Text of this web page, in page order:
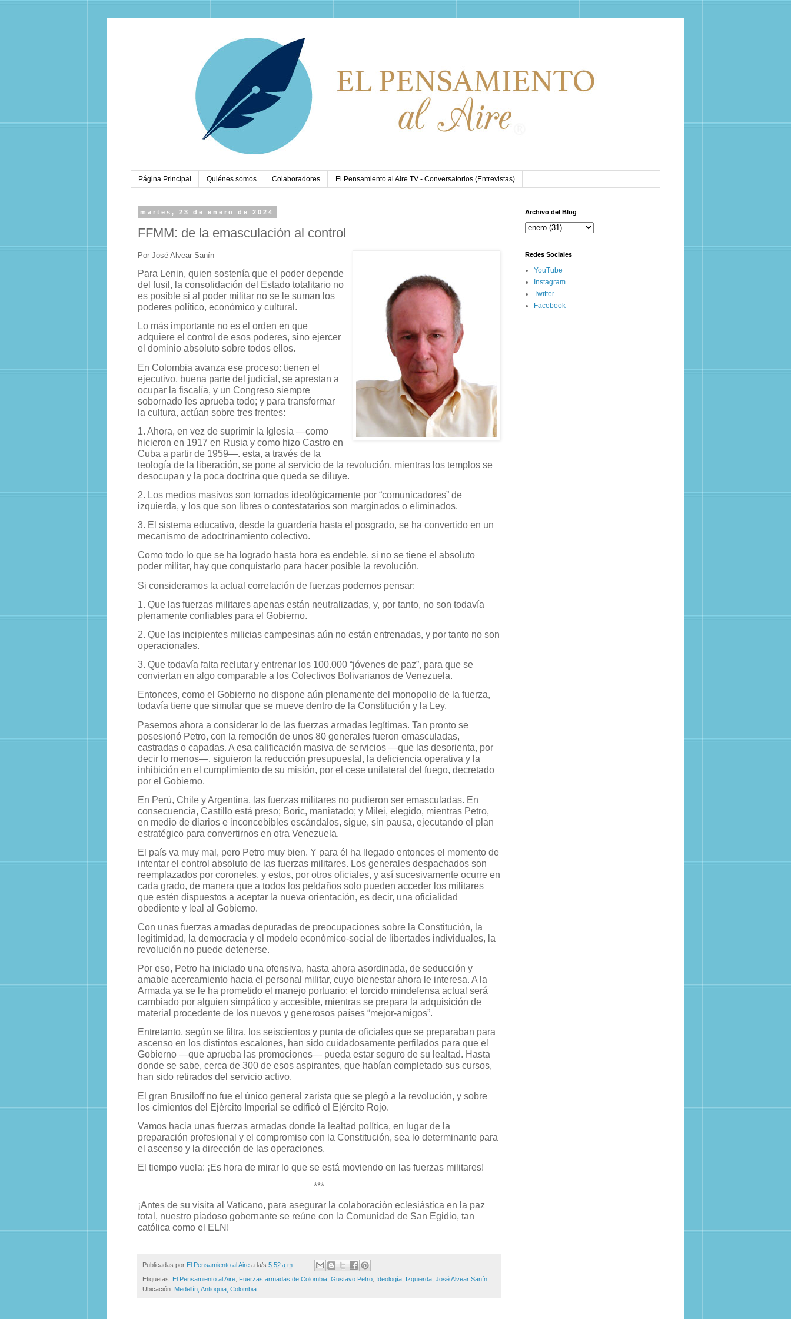
Página Principal Quiénes somos Colaboradores El Pensamiento al Aire TV - Conversatorios (Entrevistas)
martes, 23 de enero de 2024
FFMM: de la emasculación al control
Por José Alvear Sanín
Para Lenin, quien sostenía que el poder depende
del fusil, la consolidación del Estado totalitario no
es posible si al poder militar no se le suman los
poderes político, económico y cultural.
Lo más importante no es el orden en que
adquiere el control de esos poderes, sino ejercer
el dominio absoluto sobre todos ellos.
En Colombia avanza ese proceso: tienen el
ejecutivo, buena parte del judicial, se aprestan a
ocupar la fiscalía, y un Congreso siempre
sobornado les aprueba todo; y para transformar
la cultura, actúan sobre tres frentes:
1. Ahora, en vez de suprimir la Iglesia —como
hicieron en 1917 en Rusia y como hizo Castro en
Cuba a partir de 1959—. esta, a través de la
teología de la liberación, se pone al servicio de la revolución, mientras los templos se
desocupan y la poca doctrina que queda se diluye.
2. Los medios masivos son tomados ideológicamente por “comunicadores” de
izquierda, y los que son libres o contestatarios son marginados o eliminados.
3. El sistema educativo, desde la guardería hasta el posgrado, se ha convertido en un
mecanismo de adoctrinamiento colectivo.
Como todo lo que se ha logrado hasta hora es endeble, si no se tiene el absoluto
poder militar, hay que conquistarlo para hacer posible la revolución.
Si consideramos la actual correlación de fuerzas podemos pensar:
1. Que las fuerzas militares apenas están neutralizadas, y, por tanto, no son todavía
plenamente confiables para el Gobierno.
2. Que las incipientes milicias campesinas aún no están entrenadas, y por tanto no son
operacionales.
3. Que todavía falta reclutar y entrenar los 100.000 “jóvenes de paz”, para que se
conviertan en algo comparable a los Colectivos Bolivarianos de Venezuela.
Entonces, como el Gobierno no dispone aún plenamente del monopolio de la fuerza,
todavía tiene que simular que se mueve dentro de la Constitución y la Ley.
Pasemos ahora a considerar lo de las fuerzas armadas legítimas. Tan pronto se
posesionó Petro, con la remoción de unos 80 generales fueron emasculadas,
castradas o capadas. A esa calificación masiva de servicios —que las desorienta, por
decir lo menos—, siguieron la reducción presupuestal, la deficiencia operativa y la
inhibición en el cumplimiento de su misión, por el cese unilateral del fuego, decretado
por el Gobierno.
En Perú, Chile y Argentina, las fuerzas militares no pudieron ser emasculadas. En
consecuencia, Castillo está preso; Boric, maniatado; y Milei, elegido, mientras Petro,
en medio de diarios e inconcebibles escándalos, sigue, sin pausa, ejecutando el plan
estratégico para convertirnos en otra Venezuela.
El país va muy mal, pero Petro muy bien. Y para él ha llegado entonces el momento de
intentar el control absoluto de las fuerzas militares. Los generales despachados son
reemplazados por coroneles, y estos, por otros oficiales, y así sucesivamente ocurre en
cada grado, de manera que a todos los peldaños solo pueden acceder los militares
que estén dispuestos a aceptar la nueva orientación, es decir, una oficialidad
obediente y leal al Gobierno.
Con unas fuerzas armadas depuradas de preocupaciones sobre la Constitución, la
legitimidad, la democracia y el modelo económico-social de libertades individuales, la
revolución no puede detenerse.
Por eso, Petro ha iniciado una ofensiva, hasta ahora asordinada, de seducción y
amable acercamiento hacia el personal militar, cuyo bienestar ahora le interesa. A la
Armada ya se le ha prometido el manejo portuario; el torcido mindefensa actual será
cambiado por alguien simpático y accesible, mientras se prepara la adquisición de
material procedente de los nuevos y generosos países “mejor-amigos”.
Entretanto, según se filtra, los seiscientos y punta de oficiales que se preparaban para
ascenso en los distintos escalones, han sido cuidadosamente perfilados para que el
Gobierno —que aprueba las promociones— pueda estar seguro de su lealtad. Hasta
donde se sabe, cerca de 300 de esos aspirantes, que habían completado sus cursos,
han sido retirados del servicio activo.
El gran Brusiloff no fue el único general zarista que se plegó a la revolución, y sobre
los cimientos del Ejército Imperial se edificó el Ejército Rojo.
Vamos hacia unas fuerzas armadas donde la lealtad política, en lugar de la
preparación profesional y el compromiso con la Constitución, sea lo determinante para
el ascenso y la dirección de las operaciones.
El tiempo vuela: ¡Es hora de mirar lo que se está moviendo en las fuerzas militares!
***
¡Antes de su visita al Vaticano, para asegurar la colaboración eclesiástica en la paz
total, nuestro piadoso gobernante se reúne con la Comunidad de San Egidio, tan
católica como el ELN!
Publicadas por El Pensamiento al Aire a la/s 5:52 a.m.
Etiquetas: El Pensamiento al Aire Fuerzas armadas de Colombia Gustavo Petro Ideología Izquierda José Alvear Sanín
Ubicación: Medellín, Antioquia, Colombia
Archivo del Blog
Redes Sociales
YouTube
Instagram
Twitter
Facebook